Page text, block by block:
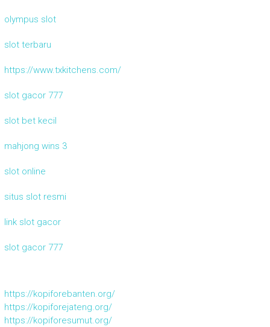
olympus slot
slot terbaru
https://www.txkitchens.com/
slot gacor 777
slot bet kecil
mahjong wins 3
slot online
situs slot resmi
link slot gacor
slot gacor 777
https://kopiforebanten.org/
https://kopiforejateng.org/
https://kopiforesumut.org/